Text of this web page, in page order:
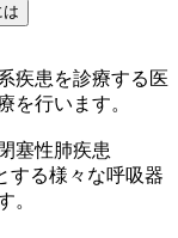
疾患を診療する医
を行います。
塞性肺疾患
する様々な呼吸器
。